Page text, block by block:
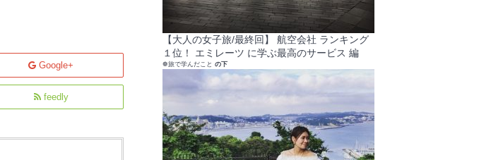
Google+
feedly
【大人の女子旅/最終回】 航空会社 ランキング
１位！ エミレーツ に学ぶ最高のサービス 編
❁旅で学んだこと の下